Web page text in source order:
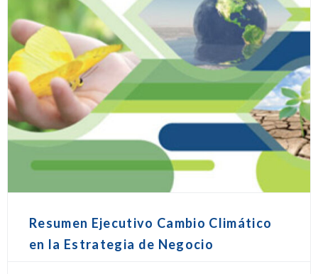
Resumen Ejecutivo Cambio Climático
en la Estrategia de Negocio